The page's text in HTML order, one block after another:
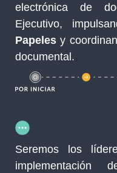
electrónica de
Ejecutivo,
Papeles y
documental.
Seremos los